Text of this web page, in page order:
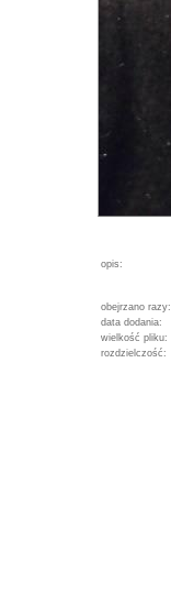
opis:
obejrzano razy:
data dodania:
wielkość pliku:
rozdzielczość: